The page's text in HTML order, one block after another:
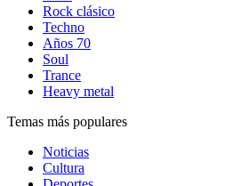
Rock clásico
Techno
Años 70
Soul
Trance
Heavy metal
Temas más populares
Noticias
Cultura